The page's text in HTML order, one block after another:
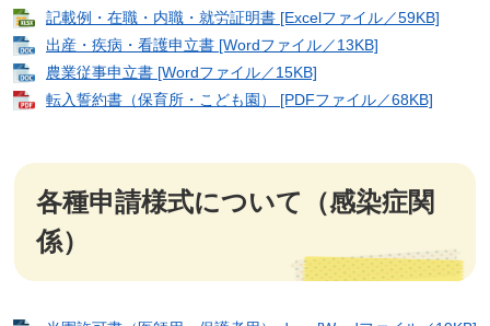
記載例・在職・内職・就労証明書 [Excelファイル／59KB]
出産・疾病・看護申立書 [Wordファイル／13KB]
農業従事申立書 [Wordファイル／15KB]
​転入誓約書（保育所・こども園） [PDFファイル／68KB]
各種申請様式について（感染症関
係）